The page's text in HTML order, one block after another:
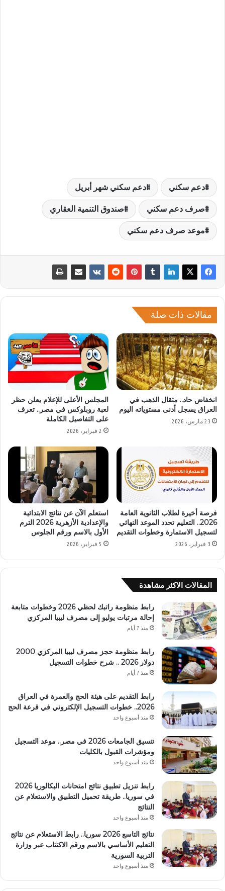
دعم سكني دعم سكني شهر أبريل
صرف دعم سكني صندوق التنمية العقاري
موعد صرف دعم سكني
مقالات ذات صلة
انخفاض حاد.. مثقال الذهب في
العراق يسجل أدنى مستوياته اليوم
23 مارس، 2026
المجلس الأعلى للإعلام يعلن حظر
لعبة روبلوكس في مصر.. تعرف
على التفاصيل الكاملة
2 فبراير، 2026
فرصة أخيرة لطلاب الثانوية العامة
2026.. التعليم تحدد الموعد النهائي
لتسجيل الاستمارة وخطوات التقديم
3 فبراير، 2026
استعلم الآن عن نتائج الابتدائية
والإعدادية الأزهرية 2026 الترم
الأول بالاسم ورقم الجلوس
5 فبراير، 2026
المقالات الاكثر مشاهدة
رابط منظومة راتبك لحظي 2026 وخطوات متابعة
إحالة مرتبات يوليو إلى مصرف ليبيا المركزي
منذ 7 أيام
رابط منظومة حجز مصرف ليبيا المركزي 2000
دولار 2026 .. شرح خطوات التسجيل
منذ 7 أيام
رابط التقديم على هيئة الحج والعمرة في العراق
2026.. خطوات التسجيل الإلكتروني في قرعة الحج
منذ أسبوع واحد
تنسيق الجامعات 2026 في مصر.. موعد التسجيل
ومؤشرات القبول بالكليات
منذ أسبوع واحد
رابط تنزيل تطبيق نتائج امتحانات البكالوريا 2026
في سوريا.. طريقة تحميل التطبيق والاستعلام عن
النتائج
منذ أسبوع واحد
نتائج التاسع 2026 سوريا.. رابط الاستعلام عن نتائج
التعليم الأساسي بالاسم ورقم الاكتتاب عبر وزارة
التربية السورية
منذ أسبوع واحد